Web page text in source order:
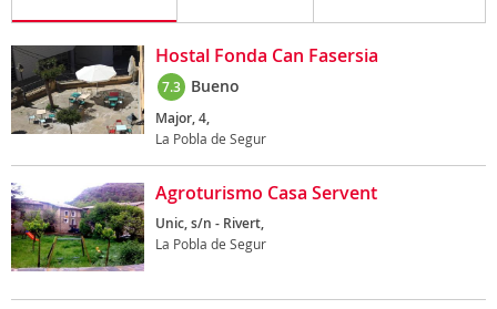
Hostal Fonda Can Fasersia
7.3 Bueno
Major, 4,
La Pobla de Segur
Agroturismo Casa Servent
Unic, s/n - Rivert,
La Pobla de Segur